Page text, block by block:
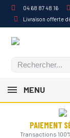
04 68 87 48 16
Livraison offerte
MENU
PAIEMENT
Transactions